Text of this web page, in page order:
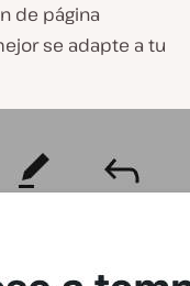
de página
se adapte a tu